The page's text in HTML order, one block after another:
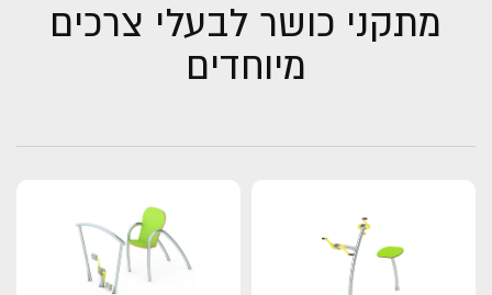
מתקני כושר לבעלי צרכים
מיוחדים